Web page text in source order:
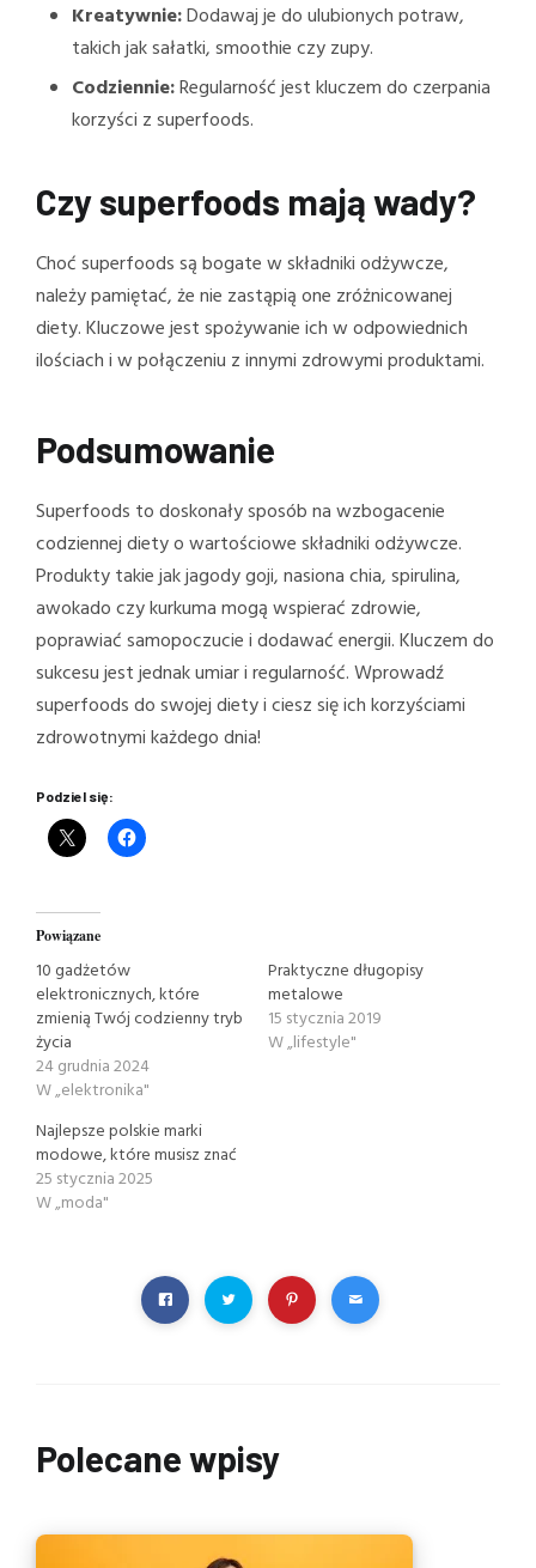
Kreatywnie:Dodawaj je do ulubionych potraw,
takich jak sałatki, smoothie czy zupy.
Codziennie:Regularność jest kluczem do czerpania
korzyści z superfoods.
Czy superfoods mają wady?
Choć superfoods są bogate w składniki odżywcze,
należy pamiętać, że nie zastąpią one zróżnicowanej
diety. Kluczowe jest spożywanie ich w odpowiednich
ilościach i w połączeniu z innymi zdrowymi produktami.
Podsumowanie
Superfoods to doskonały sposób na wzbogacenie
codziennej diety o wartościowe składniki odżywcze.
Produkty takie jak jagody goji, nasiona chia, spirulina,
awokado czy kurkuma mogą wspierać zdrowie,
poprawiać samopoczucie i dodawać energii. Kluczem do
sukcesu jest jednak umiar i regularność. Wprowadź
superfoods do swojej diety i ciesz się ich korzyściami
zdrowotnymi każdego dnia!
Podziel się:
Powiązane
10 gadżetów
elektronicznych, które
zmienią Twój codzienny tryb
życia
24 grudnia 2024
W „elektronika"
Praktyczne długopisy
metalowe
15 stycznia 2019
W „lifestyle"
Najlepsze polskie marki
modowe, które musisz znać
25 stycznia 2025
W „moda"
Polecane wpisy